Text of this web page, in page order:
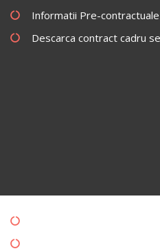
Informatii Pre-contractuale
Descarca contract cadru